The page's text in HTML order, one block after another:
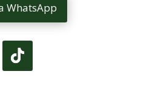
WhatsApp